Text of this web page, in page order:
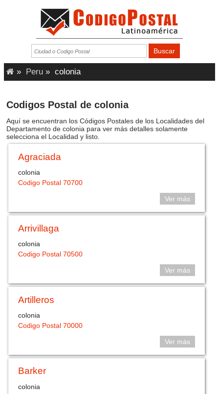
» Peru » colonia
Codigos Postal de colonia
Aquí se encuentran los Códigos Postales de los Localidades del
Departamento de colonia para ver más detalles solamente
selecciona el Localidad y listo.
Agraciada
colonia
Codigo Postal 70700
Ver más
Arrivillaga
colonia
Codigo Postal 70500
Ver más
Artilleros
colonia
Codigo Postal 70000
Ver más
Barker
colonia